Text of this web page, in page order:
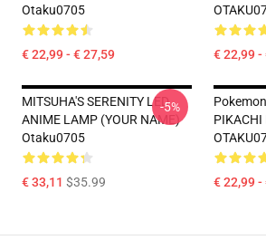
Otaku0705
€ 22,99 - € 27,59 € 22,99 -
MITSUHA'S SERENITY LED
ANIME LAMP (YOUR NAME)
Otaku0705
€ 33,11 $35.99
-5%
PIKACHI
€ 22,99 -